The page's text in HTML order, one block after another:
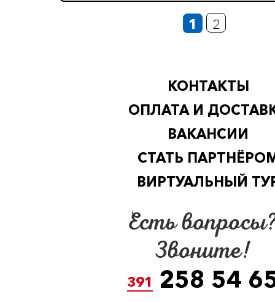
1 2
КОНТАКТЫ
ОПЛАТА И
ВАКАНСИИ
СТАТЬ
ВИРТУАЛЬНЫЙ
Есть
Звоните!
391 258 54